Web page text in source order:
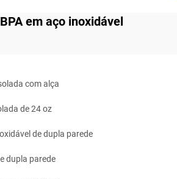
em aço inoxidável
com alça
de 24 oz
de dupla parede
dupla parede